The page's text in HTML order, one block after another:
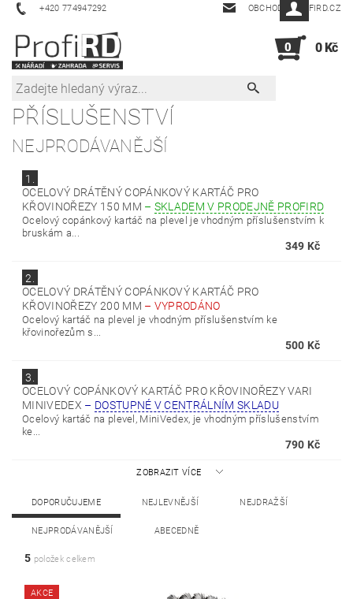
+420 774947292 OBCHOD@PROFIRD.CZ
0 0 Kč
PŘÍSLUŠENSTVÍ
NEJPRODÁVANĚJŠÍ
1.
OCELOVÝ DRÁTĚNÝ COPÁNKOVÝ KARTÁČ PRO
KŘOVINOŘEZY 150 MM – SKLADEM V PRODEJNĚ PROFIRD
Ocelový copánkový kartáč na plevel je vhodným příslušenstvím k
bruskám a...
349 Kč
2.
OCELOVÝ DRÁTĚNÝ COPÁNKOVÝ KARTÁČ PRO
KŘOVINOŘEZY 200 MM – VYPRODÁNO
Ocelový kartáč na plevel je vhodným příslušenstvím ke
křovinořezům s...
500 Kč
3.
OCELOVÝ COPÁNKOVÝ KARTÁČ PRO KŘOVINOŘEZY VARI
MINIVEDEX – DOSTUPNÉ V CENTRÁLNÍM SKLADU
Ocelový kartáč na plevel, MiniVedex, je vhodným příslušenstvím
ke...
790 Kč
ZOBRAZIT VÍCE
DOPORUČUJEME NEJLEVNĚJŠÍ NEJDRAŽŠÍ
NEJPRODÁVANĚJŠÍ ABECEDNĚ
5 položek celkem
AKCE